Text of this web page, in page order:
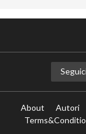
About Autori